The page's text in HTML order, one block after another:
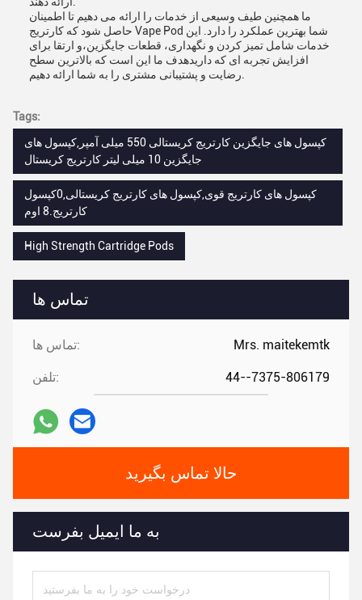
تماس ها
تماس ها: Mrs. maitekemtk
تلفن: 44--7375-806179
حالا تماس بگیرید
به ما ایمیل بفرست
ما همچنین طیف وسیعی از خدمات را ارائه می دهیم تا اطمینان
حاصل شود که کارتریج Vape Pod شما بهترین عملکرد را دارد. این
خدمات شامل تمیز کردن و نگهداری، قطعات جایگزین،و ارتقا برای
افزایش تجربه ای که داریدهدف ما این است که بالاترین سطح
Tags:
کپسول های جایگزین کارتریج کریستالی 550 میلی آمپر,کپسول های
جایگزین 10 میلی لیتر کارتریج کریستال
کپسول های کارتریج قوی,کپسول های کارتریج کریستالی,0کپسول
کارتریج.8 اوم
High Strength Cartridge Pods